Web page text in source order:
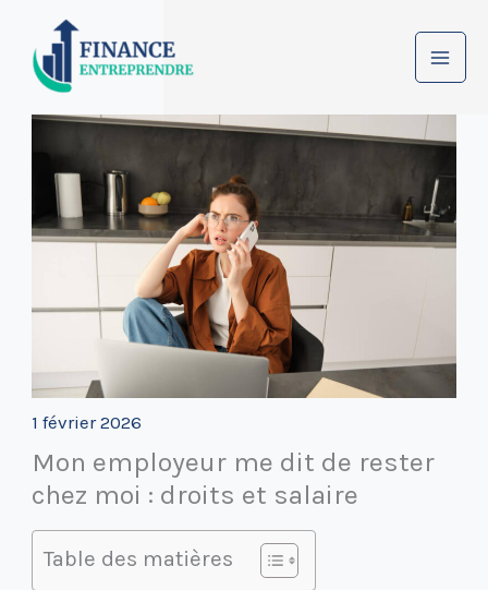
contenu
1 février 2026
Mon employeur me dit de rester
chez moi : droits et salaire
Table des matières